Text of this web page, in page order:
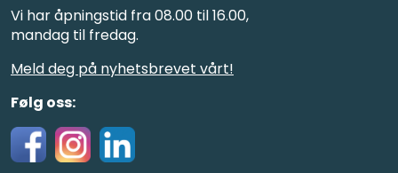
Vi har åpningstid fra 08.00 til 16.00,
mandag til fredag.
Meld deg på nyhetsbrevet vårt!
Følg oss: